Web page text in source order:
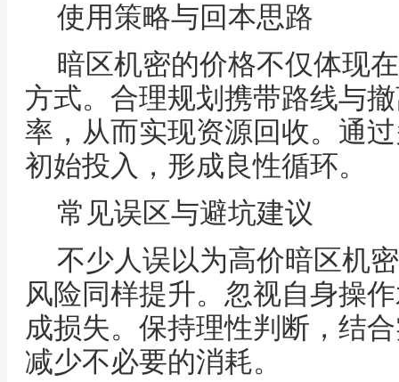
使用策略与回本思路
暗区机密的价格不仅体现
方式。合理规划携带路线与
率，从而实现资源回收。通
初始投入，形成良性循环。
常见误区与避坑建议
不少人误以为高价暗区机
风险同样提升。忽视自身操
成损失。保持理性判断，结
减少不必要的消耗。